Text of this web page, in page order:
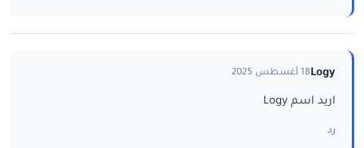
Logy18 أغسطس 2025
اريد اسم Logy
رد